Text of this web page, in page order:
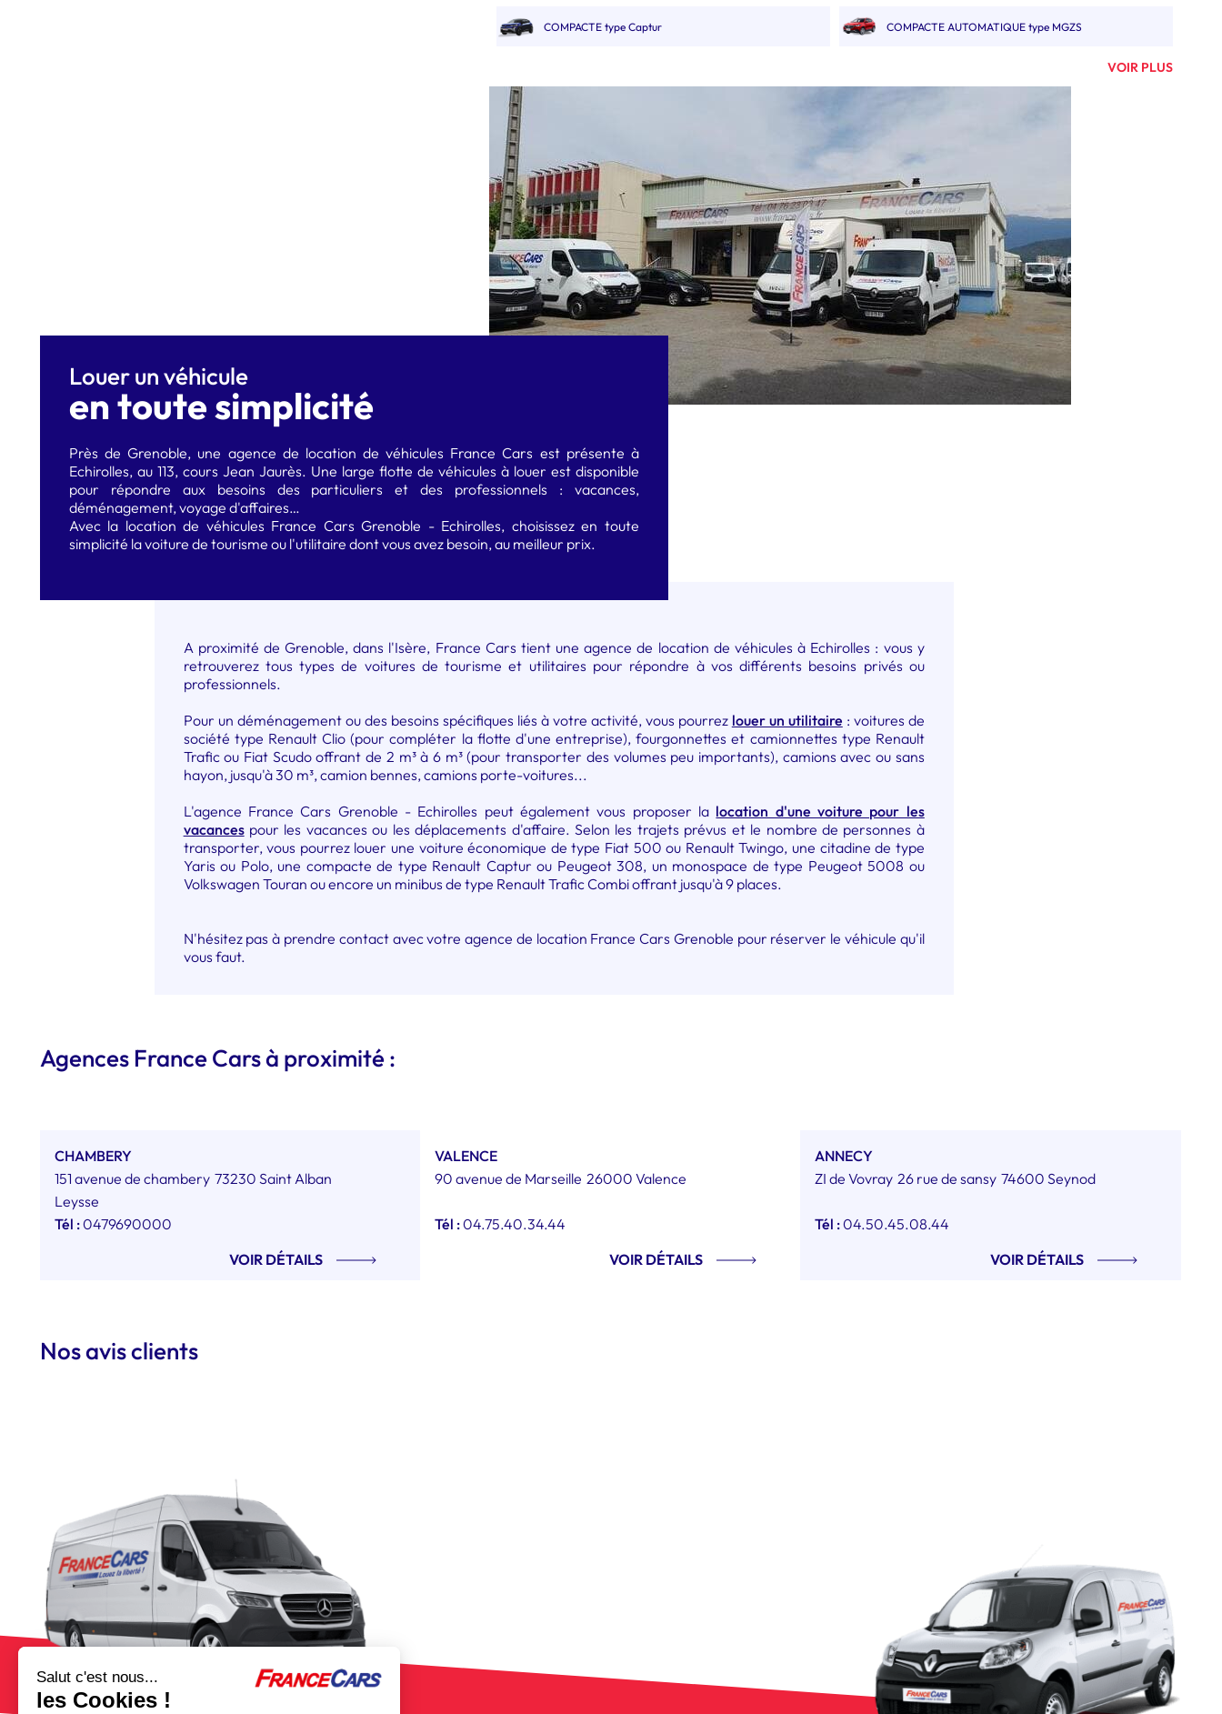
Salut c'est nous...
les Cookies !
CAMION AVEC HAYON 20M3 CAMION PORTE VOITURE
CAMIONNETTE ÉLECTRIQUE 2 À 3M3
FOURGON ÉLECTRIQUE 5M3 À 6M3 CAMION ÉLECTRIQUE 10M3 À 12M3
COMPACTE type Captur COMPACTE AUTOMATIQUE type MGZS
COMPACTE BREAK type 308 SW. SUVA type Renault Austral
GRAND SUV type Nissan X trail MINIBUS 9 PLACES
CITADINE ÉLECTRIQUE type E208 COMPACTE ÉLECTRIQUE type Megane ETech
SUVA ÉLECTRIQUE type Renault Scénic Etech
VOIR PLUS
Louer un véhicule
en toute simplicité
Près de Grenoble, une agence de location de véhicules France Cars est présente à
Echirolles, au 113, cours Jean Jaurès. Une large flotte de véhicules à louer est disponible
pour répondre aux besoins des particuliers et des professionnels : vacances,
déménagement, voyage d'affaires…
Avec la location de véhicules France Cars Grenoble - Echirolles, choisissez en toute
simplicité la voiture de tourisme ou l'utilitaire dont vous avez besoin, au meilleur prix.
A proximité de Grenoble, dans l'Isère, France Cars tient une agence de location de véhicules à Echirolles : vous y
retrouverez tous types de voitures de tourisme et utilitaires pour répondre à vos différents besoins privés ou
professionnels.
Pour un déménagement ou des besoins spécifiques liés à votre activité, vous pourrez louer un utilitaire : voitures de
société type Renault Clio (pour compléter la flotte d'une entreprise), fourgonnettes et camionnettes type Renault
Trafic ou Fiat Scudo offrant de 2 m³ à 6 m³ (pour transporter des volumes peu importants), camions avec ou sans
hayon, jusqu'à 30 m³, camion bennes, camions porte-voitures...
L'agence France Cars Grenoble - Echirolles peut également vous proposer la location d'une voiture pour les
vacancespour les vacances ou les déplacements d'affaire. Selon les trajets prévus et le nombre de personnes à
transporter, vous pourrez louer une voiture économique de type Fiat 500 ou Renault Twingo, une citadine de type
Yaris ou Polo, une compacte de type Renault Captur ou Peugeot 308, un monospace de type Peugeot 5008 ou
Volkswagen Touran ou encore un minibus de type Renault Trafic Combi offrant jusqu'à 9 places.
N'hésitez pas à prendre contact avec votre agence de location France Cars Grenoble pour réserver le véhicule qu'il
vous faut.
Agences France Cars à proximité :
CHAMBERY
151 avenue de chambery 73230 Saint Alban
Leysse
Tél :0479690000
VOIR DÉTAILS
VALENCE
90 avenue de Marseille 26000 Valence
Tél :04.75.40.34.44
VOIR DÉTAILS
ANNECY
ZI de Vovray 26 rue de sansy 74600 Seynod
Tél :04.50.45.08.44
VOIR DÉTAILS
Nos avis clients